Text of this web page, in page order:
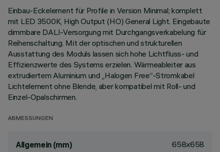
Einbau-Eckelement für Profile in Version Minimal; komplett
mit LED 3500K, High Output (HO) General Light. Eingebaute
dimmbare DALI-Versorgung mit Durchgangsverkabelung für
Reihenschaltung. Mit der optischen und strukturellen
Ausstattung des Moduls lassen sich hohe Lichtfluss- und
Effizienzwerte des Systems erzielen. Wärmeableiter aus
extrudiertem Aluminium und „Halogen Free“-Stromkabel
Lichtelement ohne Blende, aber kompatibel mit Roll- und
Einzel-Opalschirmen.
ABMESSUNGEN
Allgemein (mm) 658x658